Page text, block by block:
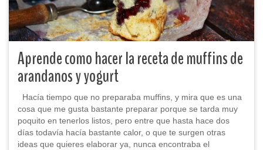
Aprende como hacer la receta de muffins de
arandanos y yogurt
Hacía tiempo que no preparaba muffins, y mira que es una
cosa que me gusta bastante preparar porque se tarda muy
poquito en tenerlos listos, pero entre que hasta hace dos
días todavía hacía bastante calor, o que te surgen otras
ideas que quieres elaborar ya, nunca encontraba el